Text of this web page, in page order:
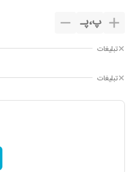
پ،پـ
تبلیغات
تبلیغات